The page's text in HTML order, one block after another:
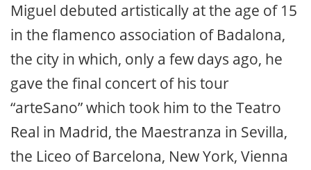
Miguel debuted artistically at the age of 15
in the flamenco association of Badalona,
the city in which, only a few days ago, he
gave the final concert of his tour
“arteSano” which took him to the Teatro
Real in Madrid, the Maestranza in Sevilla,
the Liceo of Barcelona, New York, Vienna